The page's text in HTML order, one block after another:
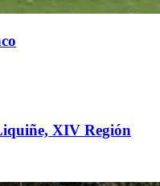
XIV Región